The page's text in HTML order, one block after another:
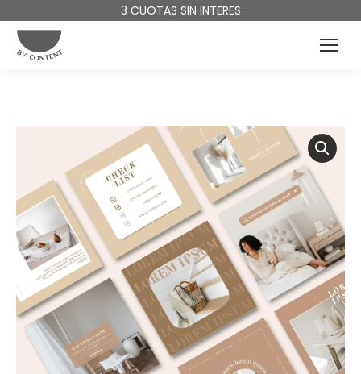
3 CUOTAS SIN INTERES